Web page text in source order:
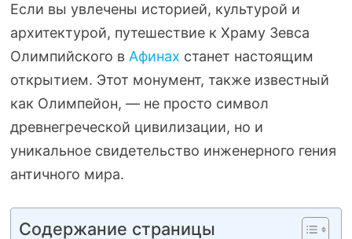
Если вы увлечены историей, культурой и
архитектурой, путешествие к Храму Зевса
Олимпийского в Афинах станет настоящим
открытием. Этот монумент, также известный
как Олимпейон, — не просто символ
древнегреческой цивилизации, но и
уникальное свидетельство инженерного гения
античного мира.
Содержание страницы